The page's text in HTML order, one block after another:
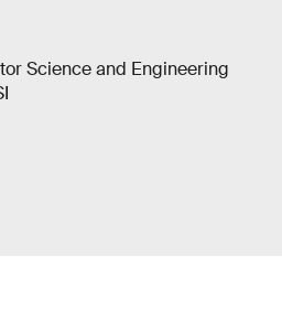
Science and Engineering